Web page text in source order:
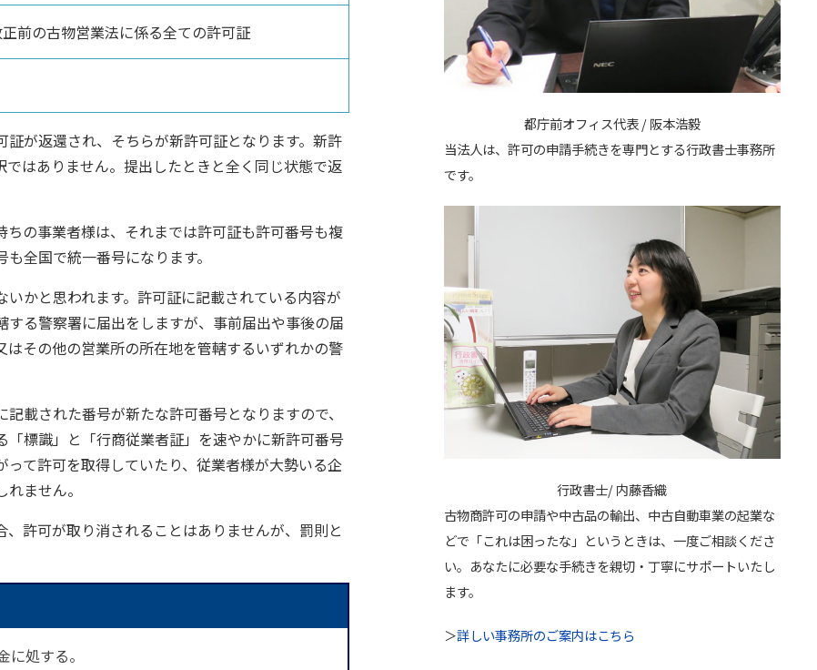
前の古物営業法に係る全ての許可証
が返還され、そちらが新許可証となります。新許
はありません。提出したときと全く同じ状態で返
の事業者様は、それまでは許可証も許可番号も複
全国で統一番号になります。
かと思われます。許可証に記載されている内容が
る警察署に届出をしますが、事前届出や事後の届
その他の営業所の所在地を管轄するいずれかの警
載された番号が新たな許可番号となりますので、
標識」と「行商従業者証」を速やかに新許可番号
て許可を取得していたり、従業者様が大勢いる企
ません。
許可が取り消されることはありませんが、罰則と
処する。
都庁前オフィス代表 / 阪本浩毅
当法人は、許可の申請手続きを専門とする行政書士事務所
です。
行政書士/ 内藤香織
古物商許可の申請や中古品の輸出、中古自動車業の起業な
どで「これは困ったな」というときは、一度ご相談くださ
い。あなたに必要な手続きを親切・丁寧にサポートいたし
ます。
＞詳しい事務所のご案内はこちら